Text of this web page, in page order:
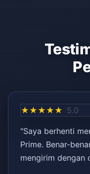
★★★★★ 5.0
"Saya berhenti
Prime. Benar-
mengirim dengan